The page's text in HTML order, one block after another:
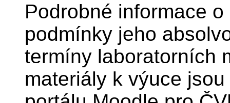
Podrobné informace
podmínky jeho
termíny laboratorních
materiály k výuce